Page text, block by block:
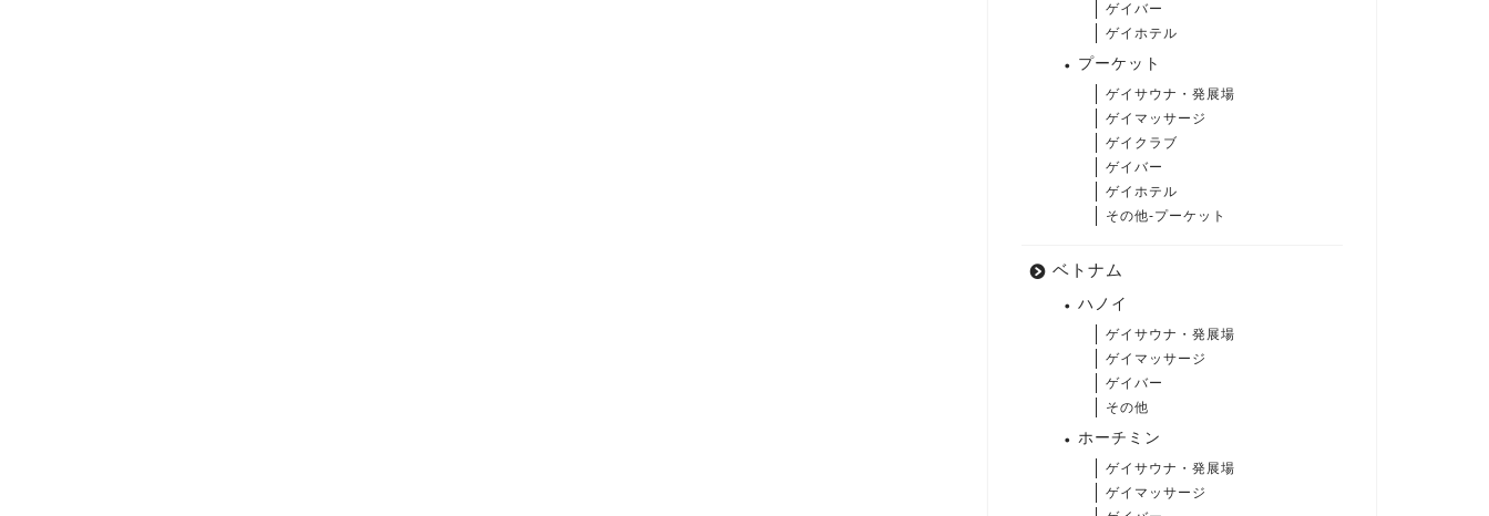
ゲイバー
ゲイホテル
プーケット
ゲイサウナ・発展場
ゲイマッサージ
ゲイクラブ
ゲイバー
ゲイホテル
その他-プーケット
ベトナム
ハノイ
ゲイサウナ・発展場
ゲイマッサージ
ゲイバー
その他
ホーチミン
ゲイサウナ・発展場
ゲイマッサージ